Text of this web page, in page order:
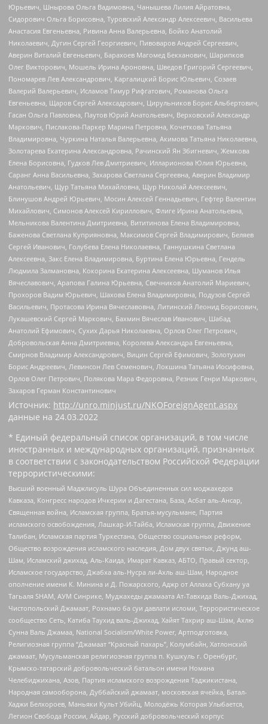
Юрьевич, Шнырова Ольга Вадимовна, Чанышева Лилия Айратовна,
Сидорович Ольга Борисовна, Туровский Александр Алексеевич, Васильева
Анастасия Евгеньевна, Ривина Анна Валерьевна, Бойко Анатолий
Николаевич, Дугин Сергей Георгиевич, Пивоваров Андрей Сергеевич,
Аверин Виталий Евгеньевич, Барахоев Магомед Бекханович, Шарипков
Олег Викторович, Мошель Ирина Ароновна, Шведов Григорий Сергеевич,
Пономарев Лев Александрович, Каргалицкий Борис Юльевич, Созаев
Валерий Валерьевич, Исламов Тимур Рифгатович, Романова Ольга
Евгеньевна, Щаров Сергей Алексадрович, Цирульников Борис Альбертович,
Гасан Ольга Павловна, Паутов Юрий Анатольевич, Верховский Александр
Маркович, Пислакова-Паркер Марина Петровна, Кочеткова Татьяна
Владимировна, Чуркина Наталья Валерьевна, Акимова Татьяна Николаевна,
Золотарева Екатерина Александровна, Рачинский Ян Збигневич, Жемкова
Елена Борисовна, Гудков Лев Дмитриевич, Илларионова Юлия Юрьевна,
Саранг Анна Васильевна, Захарова Светлана Сергеевна, Аверин Владимир
Анатольевич, Щур Татьяна Михайловна, Щур Николай Алексеевич,
Блинушов Андрей Юрьевич, Мосин Алексей Геннадьевич, Гефтер Валентин
Михайлович, Симонов Алексей Кириллович, Флиге Ирина Анатольевна,
Мельникова Валентина Дмитриевна, Вититинова Елена Владимировна,
Баженова Светлана Куприяновна, Максимов Сергей Владимирович, Беляев
Сергей Иванович, Голубева Елена Николаевна, Ганнушкина Светлана
Алексеевна, Закс Елена Владимировна, Буртина Елена Юрьевна, Гендель
Людмила Залмановна, Кокорина Екатерина Алексеевна, Шуманов Илья
Вячеславович, Арапова Галина Юрьевна, Свечников Анатолий Мариевич,
Прохоров Вадим Юрьевич, Шахова Елена Владимировна, Подузов Сергей
Васильевич, Протасова Ирина Вячеславовна, Литинский Леонид Борисович,
Лукашевский Сергей Маркович, Бахмин Вячеслав Иванович, Шабад
Анатолий Ефимович, Сухих Дарья Николаевна, Орлов Олег Петрович,
Добровольская Анна Дмитриевна, Королева Александра Евгеньевна,
Смирнов Владимир Александрович, Вицин Сергей Ефимович, Золотухин
Борис Андреевич, Левинсон Лев Семенович, Локшина Татьяна Иосифовна,
Орлов Олег Петрович, Полякова Мара Федоровна, Резник Генри Маркович,
Захаров Герман Константинович
Источник: http://unro.minjust.ru/NKOForeignAgent.aspx
данные на 24.03.2022
* Единый федеральный список организаций, в том числе
иностранных и международных организаций, признанных
в соответствии с законодательством Российской Федерации
террористическими:
Высший военный Маджлисуль Шура Объединенных сил моджахедов
Кавказа, Конгресс народов Ичкерии и Дагестана, База, Асбат аль-Ансар,
Священная война, Исламская группа, Братья-мусульмане, Партия
исламского освобождения, Лашкар-И-Тайба, Исламская группа, Движение
Талибан, Исламская партия Туркестана, Общество социальных реформ,
Общество возрождения исламского наследия, Дом двух святых, Джунд аш-
Шам, Исламский джихад, Аль-Каида, Имарат Кавказ, АБТО, Правый сектор,
Исламское государство, Джабха аль-Нусра ли-Ахль аш-Шам, Народное
ополчение имени К. Минина и Д. Пожарского, Аджр от Аллаха Субхану уа
Тагьаля SHAM, АУМ Синрике, Муджахеды джамаата Ат-Тавхида Валь-Джихад,
Чистопольский Джамаат, Рохнамо ба суи давлати исломи, Террористическое
сообщество Сеть, Катиба Таухид валь-Джихад, Хайят Тахрир аш-Шам, Ахлю
Сунна Валь Джамаа, National Socialism/White Power, Артподготовка,
Религиозная группа “Джамаат “Красный пахарь”, Колумбайн, Хатлонский
джамаат, Мусульманская религиозная группа п. Кушкуль г. Оренбург,
Крымско-татарский добровольческий батальон имени Номана
Челебиджихана, Азов, Партия исламского возрождения Таджикистана,
Народная самооборона, Дуббайский джамаат, московская ячейка, Батал-
Хаджи Белхороев, Маньяки Культ Убийц, Молодёжь Которая Улыбается,
Легион Свобода России, Айдар, Русский добровольческий корпус